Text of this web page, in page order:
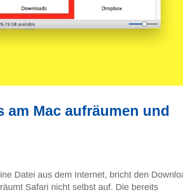
Mac aufräumen und
Datei aus dem Internet, bricht den
Safari nicht selbst auf. Die bereits